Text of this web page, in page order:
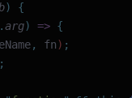
)
{
arg) => {
eName, fn) ;
;